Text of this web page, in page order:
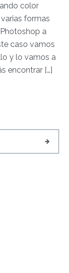
color
formas
a
caso vamos
y lo vamos a
encontrar […]